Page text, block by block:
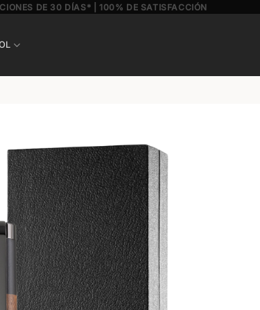
DE 30 DÍAS* | 100% DE SATISFACCIÓN